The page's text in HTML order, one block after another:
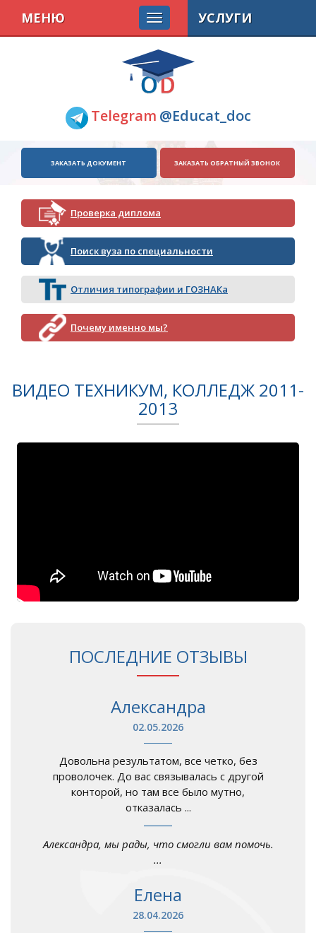
Telegram @Educat_doc
МЕНЮ
ЗАКАЗАТЬ ДОКУМЕНТ ЗАКАЗАТЬ ОБРАТНЫЙ ЗВОНОК
Проверка диплома
Поиск вуза по специальности
Отличия типографии и ГОЗНАКа
Почему именно мы?
УСЛУГИ
ВИДЕО ТЕХНИКУМ, КОЛЛЕДЖ 2011-
2013
ПОСЛЕДНИЕ ОТЗЫВЫ
Александра
02.05.2026
Довольна результатом, все четко, без
проволочек. До вас связывалась с другой
конторой, но там все было мутно,
отказалась ...
Александра, мы рады, что смогли вам помочь.
...
Елена
28.04.2026